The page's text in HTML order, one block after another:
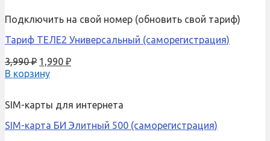
Подключить на свой номер (обновить свой тариф)
Тариф ТЕЛЕ2 Универсальный (саморегистрация)
3,990₽ 1,990 ₽
В корзину
SIM-карты для интернета
SIM-карта БИ Элитный 500 (саморегистрация)